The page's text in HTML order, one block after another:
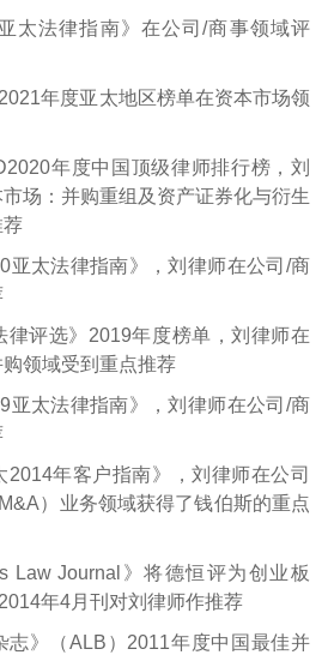
太法律指南》在公司/商事领域评
年度亚太地区榜单在资本市场领
年度中国顶级律师排行榜，刘
场：并购重组及资产证券化与衍生
荐
亚太法律指南》，刘律师在公司/商
律评选》2019年度榜单，刘律师在
领域受到重点推荐
亚太法律指南》，刘律师在公司/商
2014年客户指南》，刘律师在公司
）业务领域获得了钱伯斯的重点
Law Journal》将德恒评为创业板
年4月刊对刘律师作推荐
志》（ALB）2011年度中国最佳并